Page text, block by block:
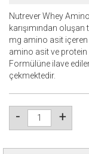
Nutrever Whey
karışımından
mg amino asit
amino asit ve protein
Formülüne ilave
çekmektedir.
- +